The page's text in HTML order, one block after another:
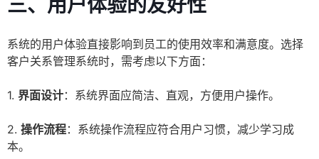
三、用户体验的友好性
系统的用户体验直接影响到员工的使用效率和满意度。选择
客户关系管理系统时，需考虑以下方面：
1. 界面设计：系统界面应简洁、直观，方便用户操作。
2. 操作流程：系统操作流程应符合用户习惯，减少学习成
本。